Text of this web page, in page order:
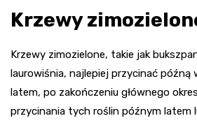
Krzewy
Krzewy zimozielone, takie jak
laurowiśnia, najlepiej przycinać późną
latem, po zakończeniu głównego
przycinania tych roślin późnym latem